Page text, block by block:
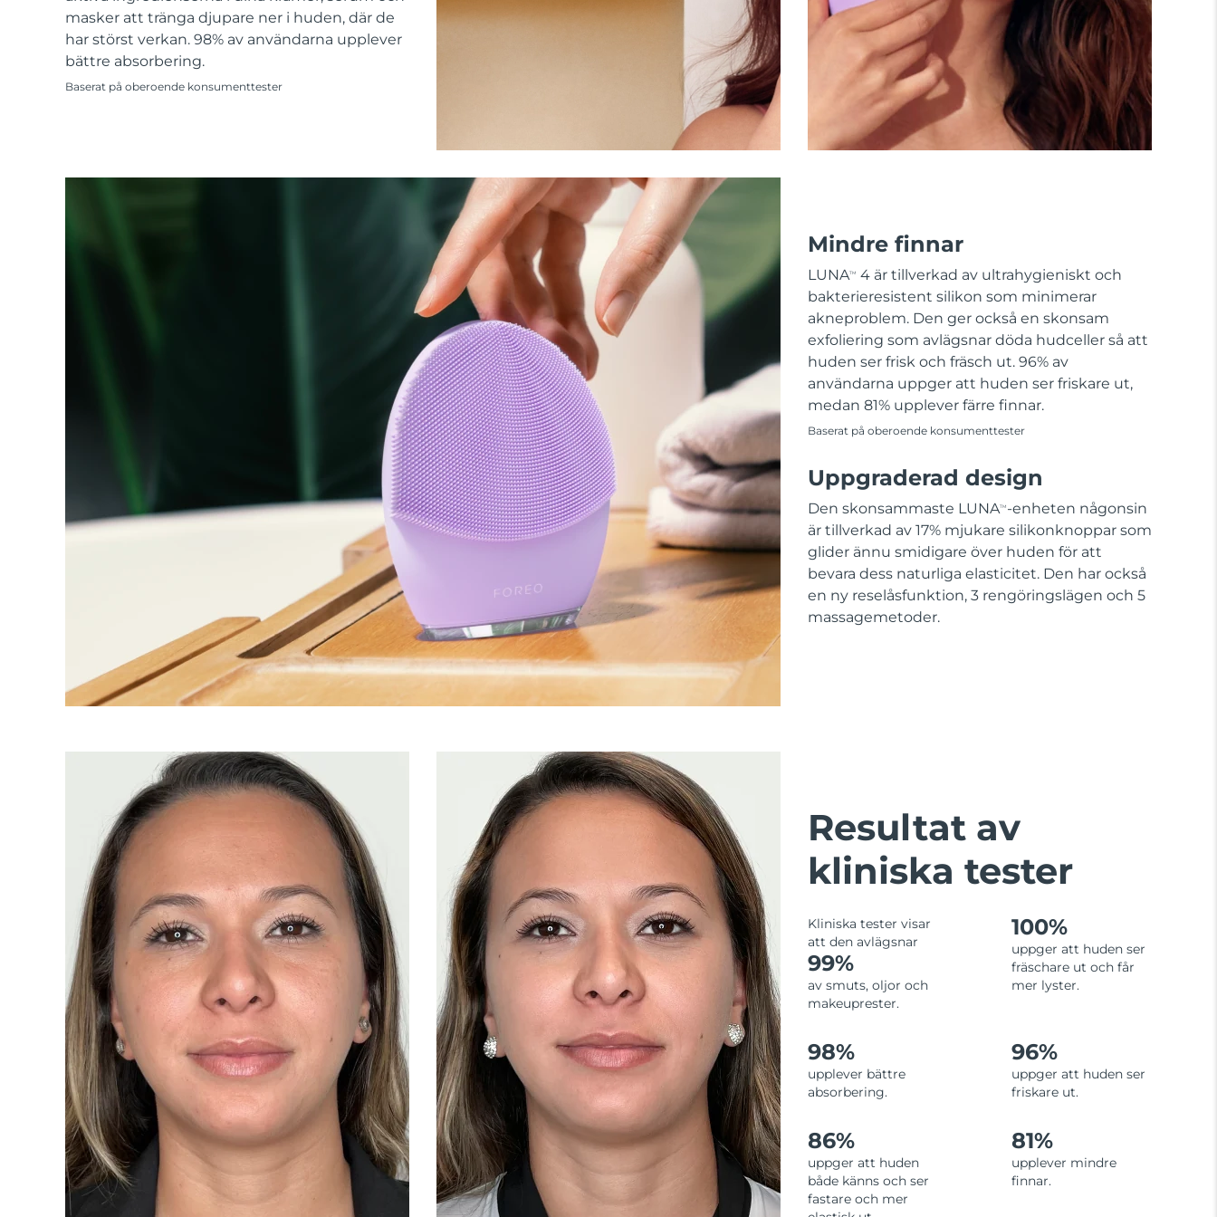
masker att tränga djupare ner i huden, där de
har störst verkan. 98% av användarna upplever
bättre absorbering.
Baserat på oberoende konsumenttester
Mindre finnar
LUNATM
4 är tillverkad av ultrahygieniskt och
bakterieresistent silikon som minimerar
akneproblem. Den ger också en skonsam
exfoliering som avlägsnar döda hudceller så att
huden ser frisk och fräsch ut. 96% av
användarna uppger att huden ser friskare ut,
medan 81% upplever färre finnar.
Baserat på oberoende konsumenttester
Uppgraderad design
Den skonsammaste LUNATM -enheten någonsin
är tillverkad av 17% mjukare silikonknoppar som
glider ännu smidigare över huden för att
bevara dess naturliga elasticitet. Den har också
en ny reselåsfunktion, 3 rengöringslägen och 5
massagemetoder.
Resultat av
kliniska tester
Kliniska tester visar
att den avlägsnar
99%
av smuts, oljor och
makeuprester.
100%
uppger att huden ser
fräschare ut och får
mer lyster.
98%
upplever bättre
absorbering.
96%
uppger att huden ser
friskare ut.
86%
uppger att huden
både känns och ser
fastare och mer
81%
upplever mindre
finnar.
All acne treatment devices
All revitalizing eye massagers
KIWI™-hudvård
Advanced pore care essentials
Serum
For healthy hair
issa™ Teeth Whitening Gel
18% PAP
Kosmetika